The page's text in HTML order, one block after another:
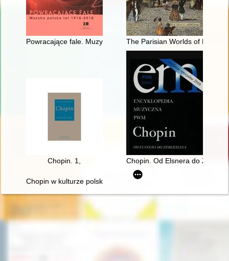
Powracające fale. Muzyka polska lat 1918-2018
The Parisian Worlds of
Chopin. 1, Chopin. Od Elsnera do
Chopin w kulturze polskiej